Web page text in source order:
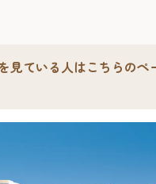
見ている人はこちらのペ